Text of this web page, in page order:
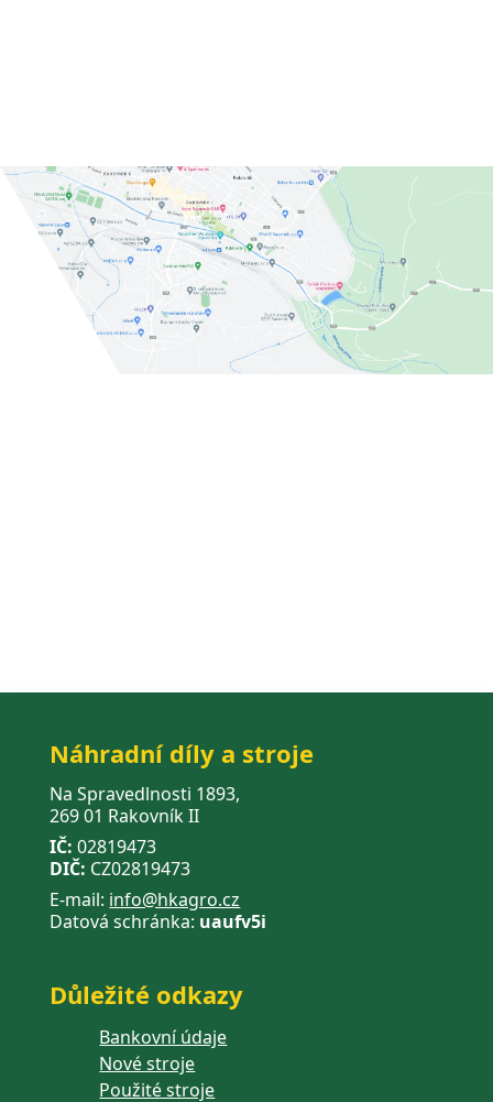
Náhradní díly a stroje
Na Spravedlnosti 1893,
269 01 Rakovník II
IČ: 02819473
DIČ: CZ02819473
E-mail: info@hkagro.cz
Datová schránka: uaufv5i
Důležité odkazy
Bankovní údaje
Nové stroje
Použité stroje